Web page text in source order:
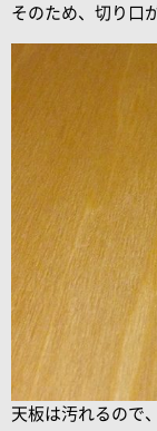
そのため、切り口
天板は汚れるので